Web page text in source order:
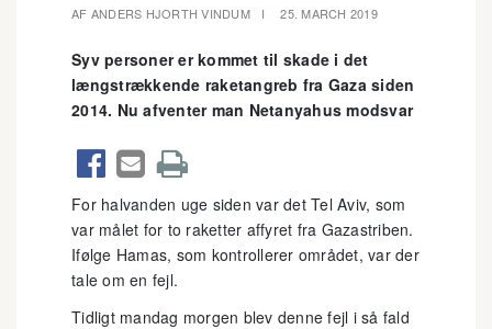
AF ANDERS HJORTH VINDUM 25. MARCH 2019
Syv personer er kommet til skade i det
længstrækkende raketangreb fra Gaza siden
2014. Nu afventer man Netanyahus modsvar
  
For halvanden uge siden var det Tel Aviv, som
var målet for to raketter affyret fra Gazastriben.
Ifølge Hamas, som kontrollerer området, var der
tale om en fejl.
Tidligt mandag morgen blev denne fejl i så fald